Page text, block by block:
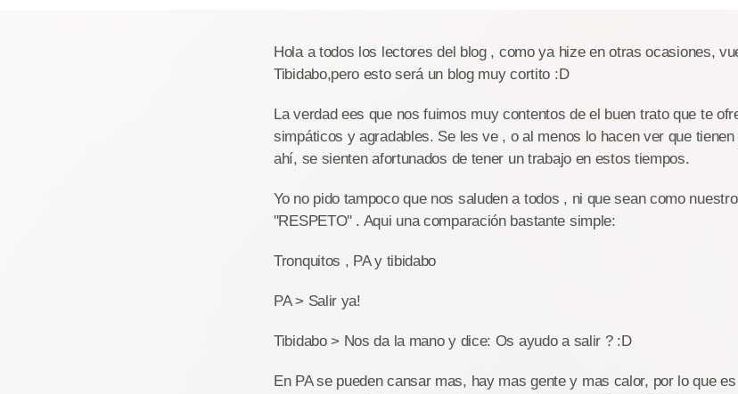
Hola a todos los lectores del blog , como ya hize en otras ocasiones,
Tibidabo,pero esto será un blog muy cortito :D
La verdad ees que nos fuimos muy contentos de el buen trato que te
simpáticos y agradables. Se les ve , o al menos lo hacen ver que
ahí, se sienten afortunados de tener un trabajo en estos tiempos.
Yo no pido tampoco que nos saluden a todos , ni que sean como
''RESPETO'' . Aqui una comparación bastante simple:
Tronquitos , PA y tibidabo
PA > Salir ya!
Tibidabo > Nos da la mano y dice: Os ayudo a salir ? :D
En PA se pueden cansar mas, hay mas gente y mas calor, por lo que